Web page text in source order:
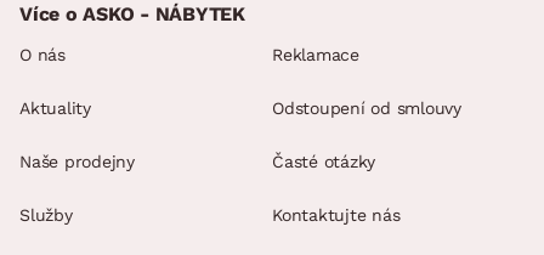
Více o ASKO - NÁBYTEK
O nás
Aktuality
Naše prodejny
Služby
Reklamace
Odstoupení od smlouvy
Časté otázky
Kontaktujte nás